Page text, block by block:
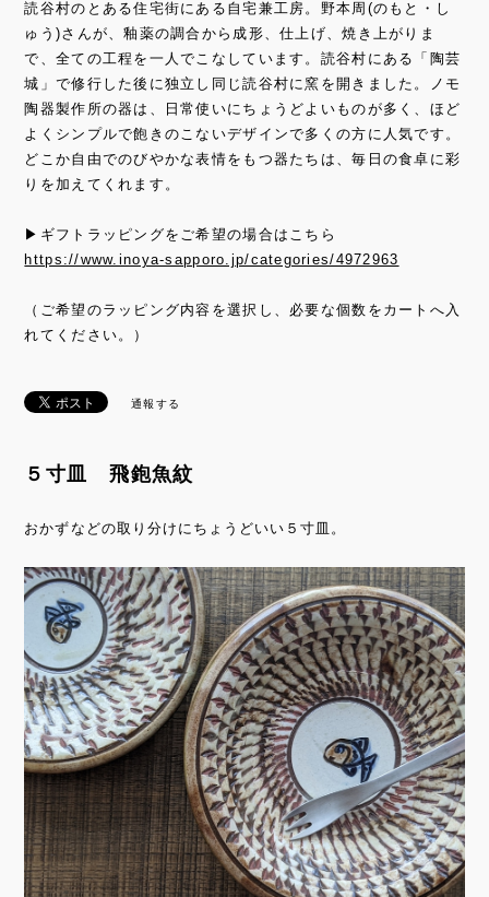
読谷村のとある住宅街にある自宅兼工房。野本周(のもと・し
ゅう)さんが、釉薬の調合から成形、仕上げ、焼き上がりま
で、全ての工程を一人でこなしています。読谷村にある「陶芸
城」で修行した後に独立し同じ読谷村に窯を開きました。ノモ
陶器製作所の器は、日常使いにちょうどよいものが多く、ほど
よくシンプルで飽きのこないデザインで多くの方に人気です。
どこか自由でのびやかな表情をもつ器たちは、毎日の食卓に彩
りを加えてくれます。
▶ギフトラッピングをご希望の場合はこちら
https://www.inoya-sapporo.jp/categories/4972963
（ご希望のラッピング内容を選択し、必要な個数をカートへ入
れてください。）
通報する
５寸皿 飛鉋魚紋
おかずなどの取り分けにちょうどいい５寸皿。